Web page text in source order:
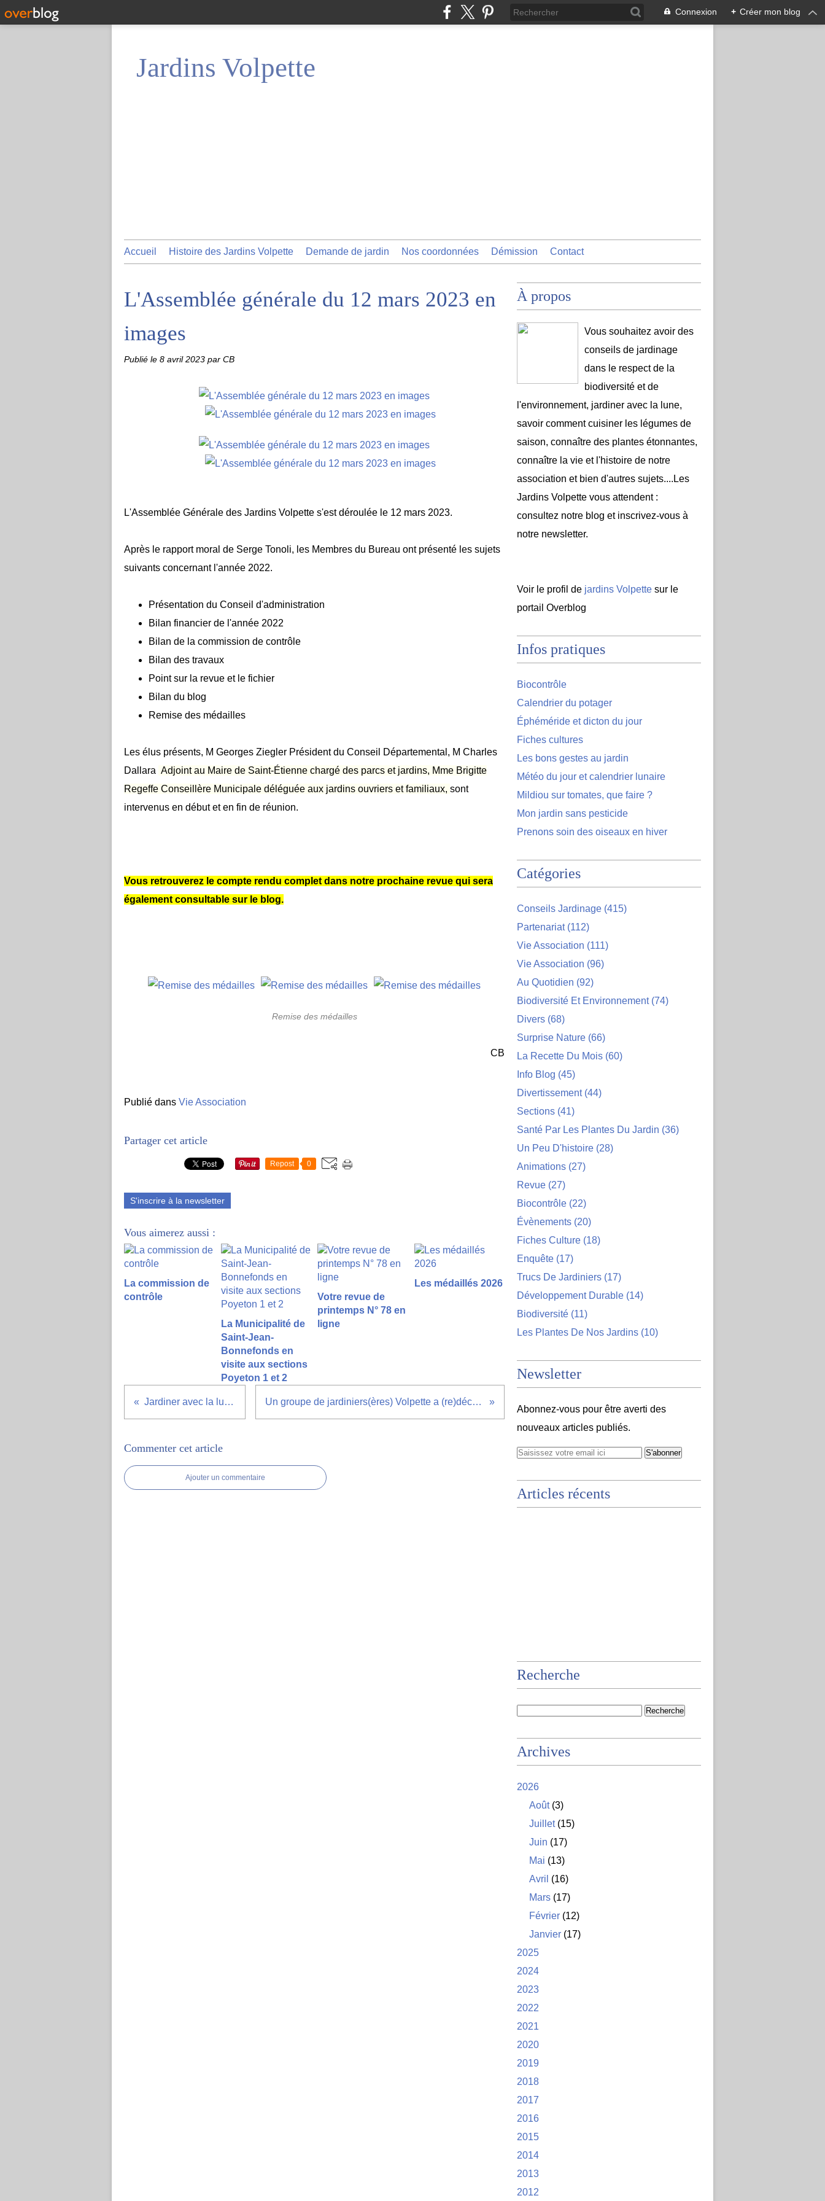
Connexion + Créer mon blog
Jardins Volpette
Accueil Histoire des Jardins Volpette Demande de jardin Nos coordonnées Démission Contact
L'Assemblée générale du 12 mars 2023 en
images
Publié le 8 avril 2023 par CB
L'Assemblée Générale des Jardins Volpette s'est déroulée le 12 mars 2023.
Après le rapport moral de Serge Tonoli, les Membres du Bureau ont présenté les sujets
suivants concernant l'année 2022.
Présentation du Conseil d'administration
Bilan financier de l'année 2022
Bilan de la commission de contrôle
Bilan des travaux
Point sur la revue et le fichier
Bilan du blog
Remise des médailles
Les élus présents, M Georges Ziegler Président du Conseil Départemental, M Charles
Dallara Adjoint au Maire de Saint-Étienne chargé des parcs et jardins, Mme Brigitte
Regeffe Conseillère Municipale déléguée aux jardins ouvriers et familiaux, sont
intervenus en début et en fin de réunion.
Vous retrouverez le compte rendu complet dans notre prochaine revue qui sera
également consultable sur le blog.
Remise des médailles
CB
Publié dans Vie Association
Partager cet article
Repost 0
S'inscrire à la newsletter
Vous aimerez aussi :
La commission de
contrôle
La Municipalité de
Saint-Jean-
Bonnefonds en
visite aux sections
Poyeton 1 et 2
Votre revue de
printemps N° 78 en
ligne
Les médaillés 2026
Jardiner avec la lune en avril Un groupe de jardiniers(ères) Volpette a (re)découvert le biocontrôle
Commenter cet article
Ajouter un commentaire
À propos
Vous souhaitez avoir des
conseils de jardinage
dans le respect de la
biodiversité et de
l'environnement, jardiner avec la lune,
savoir comment cuisiner les légumes de
saison, connaître des plantes étonnantes,
connaître la vie et l'histoire de notre
association et bien d'autres sujets....Les
Jardins Volpette vous attendent :
consultez notre blog et inscrivez-vous à
notre newsletter.
Voir le profil de jardins Volpette sur le
portail Overblog
Infos pratiques
Biocontrôle
Calendrier du potager
Éphéméride et dicton du jour
Fiches cultures
Les bons gestes au jardin
Météo du jour et calendrier lunaire
Mildiou sur tomates, que faire ?
Mon jardin sans pesticide
Prenons soin des oiseaux en hiver
Catégories
Conseils Jardinage (415)
Partenariat(112)
Vie Association (111)
Vie Association (96)
Au Quotidien (92)
Biodiversité Et Environnement(74)
Divers (68)
Surprise Nature (66)
La Recette Du Mois (60)
Info Blog (45)
Divertissement(44)
Sections (41)
Santé Par Les Plantes Du Jardin (36)
Un Peu D'histoire (28)
Animations (27)
Revue (27)
Biocontrôle (22)
Évènements (20)
Fiches Culture (18)
Enquête (17)
Trucs De Jardiniers (17)
Développement Durable (14)
Biodiversité (11)
Les Plantes De Nos Jardins (10)
Newsletter
Abonnez-vous pour être averti des
nouveaux articles publiés.
Articles récents
Recherche
Archives
2026
Août(3)
Juillet(15)
Juin (17)
Mai (13)
Avril (16)
Mars (17)
Février (12)
Janvier (17)
2025
2024
2023
2022
2021
2020
2019
2018
2017
2016
2015
2014
2013
2012